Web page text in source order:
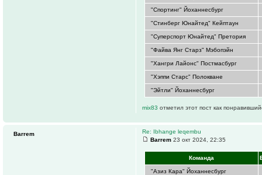
"Спортинг" Йоханнесбург
"Стинберг Юнайтед" Кейптаун
"Суперспорт Юнайтед" Претория
"Файва Янг Старз" Мэбопэйн
"Хангри Лайонс" Постмасбург
"Хэппи Старс" Полокване
"Эйтли" Йоханнесбург
mix83 отметил этот пост как
Re: Ibhange leqembu
Barrem 23 окт 2024, 22:35
Команда
"Азиз Кара" Йоханнесбург
Barrem